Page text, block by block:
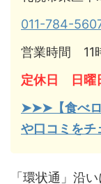
011-784-
営業時間 11
定休日 日曜
➤➤➤【食べロ
や口コミをチ
「環状通」沿